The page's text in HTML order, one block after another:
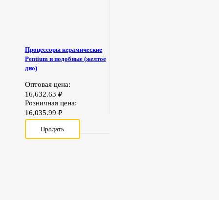
Процессоры керамические
Pentium и подобные (желтое
дно)
Оптовая цена:
16,632.63 ₽
Розничная цена:
16,035.99 ₽
Продать